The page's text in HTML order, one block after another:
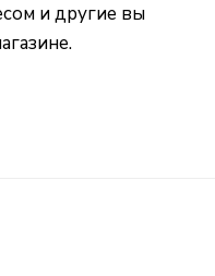
и другие вы
.